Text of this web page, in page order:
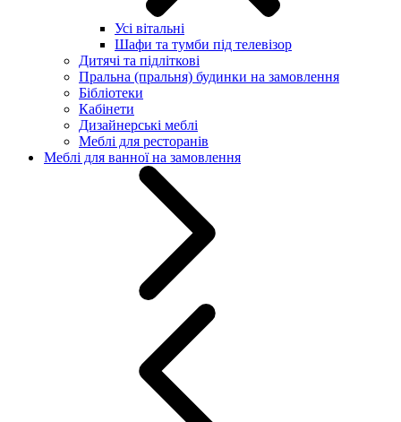
Усі вітальні
Шафи та тумби під телевізор
Дитячі та підліткові
Пральна (пральня) будинки на замовлення
Бібліотеки
Кабінети
Дизайнерські меблі
Меблі для ресторанів
Меблі для ванної на замовлення